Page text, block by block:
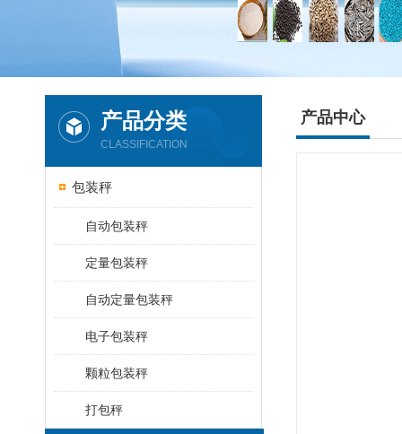
产品分类
CLASSIFICATION
包装秤
自动包装秤
定量包装秤
自动定量包装秤
电子包装秤
颗粒包装秤
打包秤
产品中心